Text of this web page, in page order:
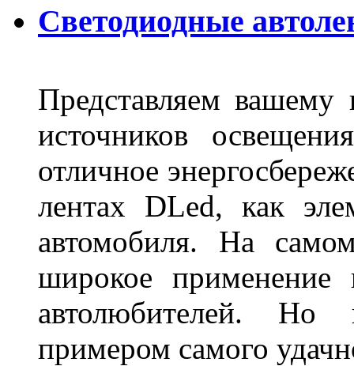
Светодиодные
Представляем
источников
отличное
лентах DLed, как
автомобиля. На
широкое
автолюбителей. Но
примером самого